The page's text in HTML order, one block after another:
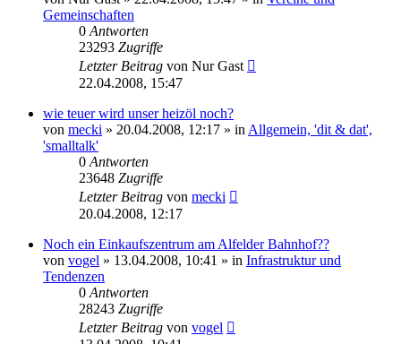
Gemeinschaften
0 Antworten
23293 Zugriffe
Letzter Beitrag von Nur Gast
22.04.2008, 15:47
wie teuer wird unser heizöl noch?
von mecki » 20.04.2008, 12:17 » in Allgemein, 'dit & dat',
'smalltalk'
0 Antworten
23648 Zugriffe
Letzter Beitrag von mecki
20.04.2008, 12:17
Noch ein Einkaufszentrum am Alfelder Bahnhof??
von vogel » 13.04.2008, 10:41 » in Infrastruktur und
Tendenzen
0 Antworten
28243 Zugriffe
Letzter Beitrag von vogel